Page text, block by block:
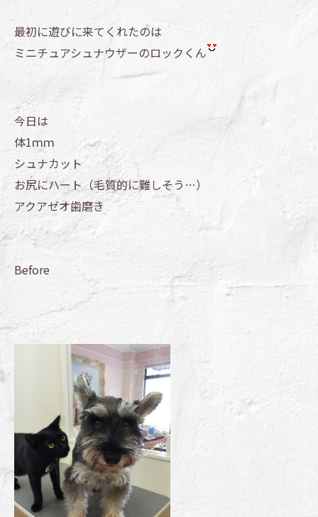
最初に遊びに来てくれたのは
ミニチュアシュナウザーのロックくん
今日は
体1ｍｍ
シュナカット
お尻にハート（毛質的に難しそう…）
アクアゼオ歯磨き
Before